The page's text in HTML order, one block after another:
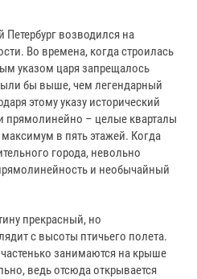
возводился на
Во времена, когда строилась
указом царя запрещалось
бы выше, чем легендарный
этому указу исторический
прямолинейно – целые кварталы
в пять этажей. Когда
города, невольно
и необычайный
прекрасный, но
с высоты птичьего полета.
занимаются на крыше
ведь отсюда открывается